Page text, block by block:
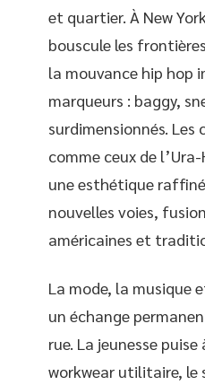
et quartier. À New
bouscule les
la mouvance hip hop
marqueurs : baggy,
surdimensionnés. Les
comme ceux de
une esthétique
nouvelles voies,
américaines et
La mode, la musique
un échange
rue. La jeunesse
workwear utilitaire, le